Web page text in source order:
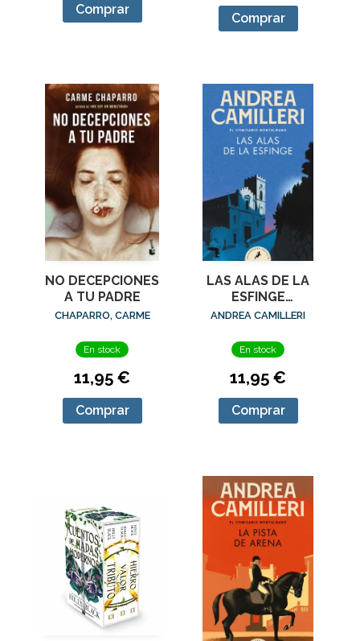
Comprar
Comprar
NO DECEPCIONES
A TU PADRE
CHAPARRO, CARME
En stock
11,95 €
Comprar
LAS ALAS DE LA
ESFINGE
(COMISARIO
ANDREA CAMILLERI
En stock
11,95 €
Comprar